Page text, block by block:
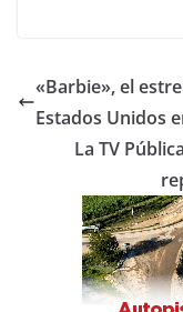
e
b
o
o
k
er
«Barbie», el
Estados Unidos
La TV